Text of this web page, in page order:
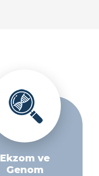
Ekzom ve
Genom